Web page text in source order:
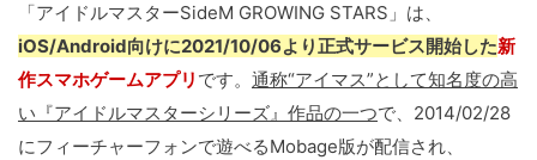
「アイドルマスターSideM GROWING STARS」は、
iOS/Android向けに2021/10/06より正式サービス開始した新
作スマホゲームアプリ です。 通称“アイマス”として知名度の高
い『アイドルマスターシリーズ』作品の一つで、2014/02/28
にフィーチャーフォンで遊べるMobage版が配信され、